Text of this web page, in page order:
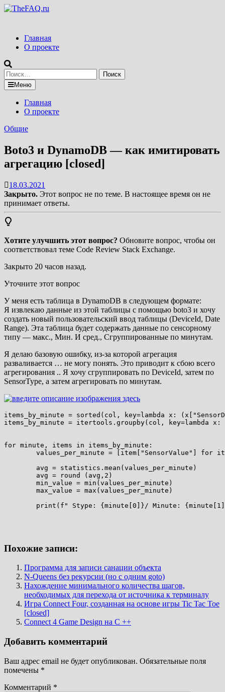
Перейти
Главная
О проекте
Найти:
Меню
Главная
О проекте
Общие
Boto3 и DynamoDB — как имитировать
агрегацию [closed]
18.03.2021
Закрыто. Этот вопрос не по теме. В настоящее время он не
принимает ответы.
Хотите улучшить этот вопрос? Обновите вопрос, чтобы он
соответствовал теме Code Review Stack Exchange.
Закрыто 20 часов назад.
Уточните этот вопрос
У меня есть таблица в DynamoDB в следующем формате:
Я извлекаю данные из этой таблицы с помощью boto3 и хочу
создать новый пользовательский ввод таблицы (DeviceId, Date
Range). Эта таблица будет содержать данные по сенсорному
типу — макс., Мин. И сред., Сгруппированные по минутам.
Я делаю базовую ошибку, из-за которой агрегация
разваливается … не могу понять. Это приводит к сбою всего
агрегирования .. Я хочу сгруппировать по DeviceId, затем по
SensorType, а затем агрегировать по минутам.
items_by_minute = sorted(col, key=lambda x:
items_by_minute = itertools.groupby(col, key=lambda
for minute, items in items_by_minute:
values_per_minute = [item["SensorValue"] for
        avg = statistics.mean(values_per_minute)
        avg = round (avg,2)
        min_value = min(values_per_minute)
        max_value = max(values_per_minute)
Похожие записи:
Программа для записи санации объекта
N-Queens без рекурсии (но с одним goto)
Нахождение минимального количества шагов,
необходимых для перехода от источника к терминалу
Игра Connect Four, созданная на основе игры Tic Tac Toe
[closed]
Connect 4 Game Design на C ++
Добавить комментарий
Ваш адрес email не будет опубликован. Обязательные поля
помечены *
Комментарий *